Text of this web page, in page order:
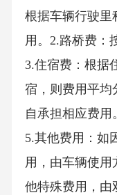
根据车辆行驶里
用。2.路桥费：
3.住宿费：根据
宿，则费用平均
自承担相应费用
5.其他费用：如
用，由车辆使用
他特殊费用，由